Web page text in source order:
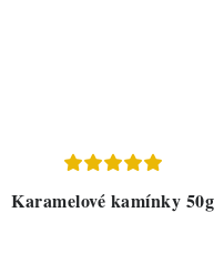
Karamelové kamínky 50g